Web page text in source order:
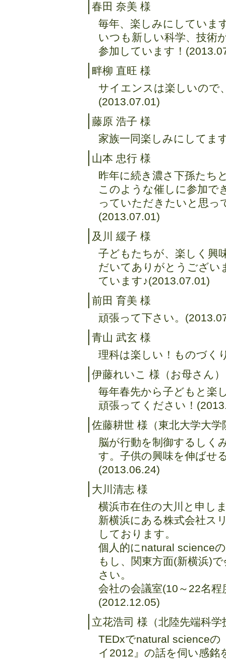
春田 奈美 様
毎年、楽しみにしていま
いつも新しい科学、技術
参加しています！
畔柳 直旺 様
サイエンスは楽しいので
(2013.07.01)
藤原 浩子 様
家族一同楽しみにしてま
山本 忠行 様
昨年に続き濃さ下孫たち
このような催しに参加で
っていただきたいと思っ
(2013.07.01)
及川 緩子 様
子どもたちが、楽しく興
だいてありがとうござい
ています♪(2013.07.01)
前田 育美 様
頑張って下さい。
青山 武玄 様
理科は楽しい！ものづく
伊藤れいこ 様（お母さん）
毎年春先から子どもと楽
頑張ってください！
佐藤耕世 様（東北大学大
脳が行動を制御するしく
す。子供の興味を伸ばせ
(2013.06.24)
大川清志 様
横浜市在住の大川と申し
新横浜にある株式会社ス
しております。
個人的にnatural science
もし、関東方面(新横浜)
さい。
会社の会議室(10～22名
(2012.12.05)
立花浩司 様（北陸先端科
TEDxでnatural scienceの
イ2012』の話を伺い感